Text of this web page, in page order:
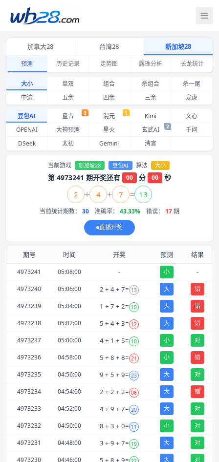
打
加拿大28 台湾28 新加坡28
预测 历史记录 走势图 露珠分析 长龙统计
新加坡28大小预测 豆包AI 近期命中记录与准确率
大小 单双 组合 杀组合
杀一尾
中边
五余 四余 三余 龙虎
豆包AI 盘古 3 混元 1 Kimi
文心
OPENAI
大神预测 星火 玄武AI 2
千问
DSeek
太初 Gemini 清言
当前游戏 新加坡28 豆包AI 算法 大小
第 4973241 期开奖还有 00 分 00 秒
2 + 4 + 7 = 13
当前统计期数： 30 准确率： 43.33% 错误： 17期
直播开奖
期号 时间 开奖 预测 结果
4973241 05:08:00 - 小 -
4973240 05:06:00 2 + 4+ 7= 13 大 错
4973239 05:04:00 1 + 7 + 2= 10 大 错
4973238 05:02:00 5 + 4+ 3= 12 大 错
4973237 05:00:00 4+ 1 + 5= 10 小 对
4973236 04:58:00 5 + 8 + 8= 21 小 错
4973235 04:56:00 9 + 5 + 9= 23 大 对
4973234 04:54:00 2 + 2 + 2= 06 大 错
4973233 04:52:00 4+ 9 + 7= 20 大 对
4973232 04:50:00 8 + 3 + 0= 11 小 对
4973231 04:48:00 3 + 9 + 7= 19 大 对
4973230 04:46:00 5 + 8 + 9= 大 对